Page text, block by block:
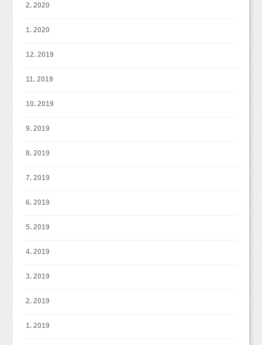
2. 2020
1. 2020
12. 2019
11. 2019
10. 2019
9. 2019
8. 2019
7. 2019
6. 2019
5. 2019
4. 2019
3. 2019
2. 2019
1. 2019